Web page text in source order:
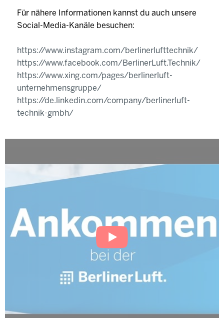
Für nähere Informationen kannst du auch unsere
Social-Media-Kanäle besuchen:
https://www.instagram.com/berlinerlufttechnik/
https://www.facebook.com/BerlinerLuft.Technik/
https://www.xing.com/pages/berlinerluft-
unternehmensgruppe/
https://de.linkedin.com/company/berlinerluft-
technik-gmbh/